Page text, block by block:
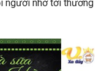
người nhớ tới thương